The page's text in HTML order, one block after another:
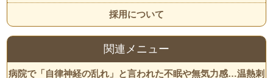
採用について
関連メニュー
病院で「自律神経の乱れ」と言われた不眠や無気力感…温熱刺